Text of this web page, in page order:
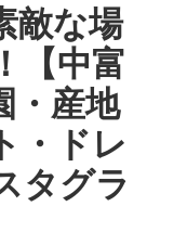
敵な場
【中富
・産地
・ドレ
タグラ